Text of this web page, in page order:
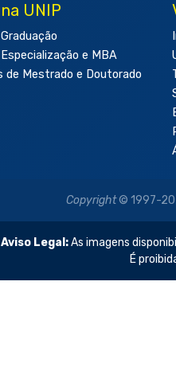
UNIP
e MBA
de Mestrado e Doutorado
Copyright© 1997-
Aviso Legal:As imagens
É